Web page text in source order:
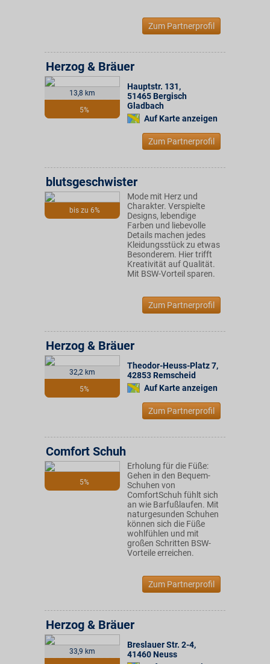
Zum Partnerprofil
13,8 km
5%
Herzog & Bräuer
Hauptstr. 131,
51465 Bergisch
Gladbach
Auf Karte anzeigen
Zum Partnerprofil
bis zu 6%
blutsgeschwister
Mode mit Herz und
Charakter. Verspielte
Designs, lebendige
Farben und liebevolle
Details machen jedes
Kleidungsstück zu etwas
Besonderem. Hier trifft
Kreativität auf Qualität.
Mit BSW-Vorteil sparen.
Zum Partnerprofil
32,2 km
5%
Herzog & Bräuer
Theodor-Heuss-Platz 7,
42853 Remscheid
Auf Karte anzeigen
Zum Partnerprofil
5%
Comfort Schuh
Erholung für die Füße:
Gehen in den Bequem-
Schuhen von
ComfortSchuh fühlt sich
an wie Barfußlaufen. Mit
naturgesunden Schuhen
können sich die Füße
wohlfühlen und mit
großen Schritten BSW-
Vorteile erreichen.
Zum Partnerprofil
33,9 km
Herzog & Bräuer
Breslauer Str. 2-4,
41460 Neuss